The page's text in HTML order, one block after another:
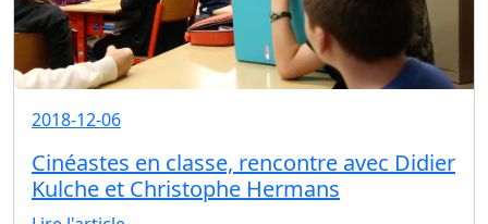
2018-12-06
Cinéastes en classe, rencontre avec Didier
Kulche et Christophe Hermans